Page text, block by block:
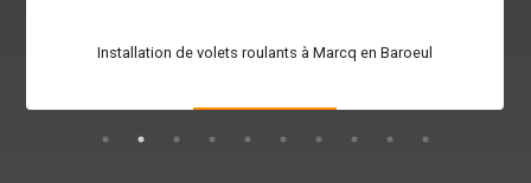
Installation de volets roulants à Marcq en Baroeul